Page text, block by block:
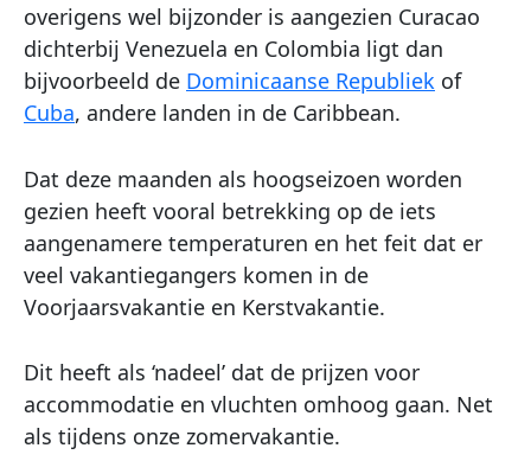
overigens wel bijzonder is aangezien Curacao
dichterbij Venezuela en Colombia ligt dan
bijvoorbeeld de Dominicaanse Republiek of
Cuba, andere landen in de Caribbean.
Dat deze maanden als hoogseizoen worden
gezien heeft vooral betrekking op de iets
aangenamere temperaturen en het feit dat er
veel vakantiegangers komen in de
Voorjaarsvakantie en Kerstvakantie.
Dit heeft als ‘nadeel’ dat de prijzen voor
accommodatie en vluchten omhoog gaan. Net
als tijdens onze zomervakantie.